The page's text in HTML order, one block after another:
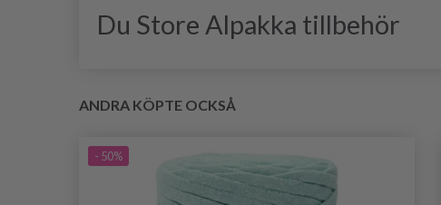
Du Store Alpakka tillbehör
ANDRA KÖPTE OCKSÅ
- 50%